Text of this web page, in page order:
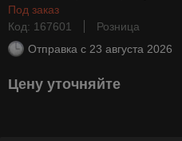
Под заказ
Код: 167601
Розница
Отправка с 23 августа 2026
Цену уточняйте